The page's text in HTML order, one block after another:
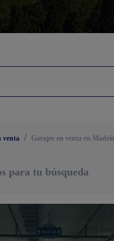
venta / Garajes en venta en Madrid
para tu búsqueda